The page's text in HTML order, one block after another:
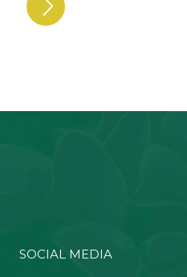
SOCIAL MEDIA